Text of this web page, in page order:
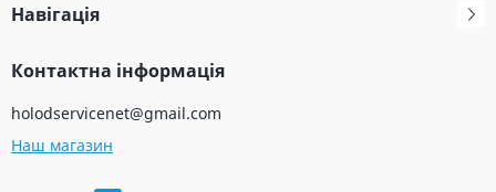
Навігація
Контактна інформація
holodservicenet@gmail.com
Наш магазин